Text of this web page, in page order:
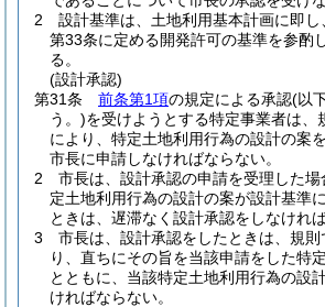
2
設計基準は、土地利用基本計画に即
第33条に定める開発許可の基準を参酌
る。
(設計承認)
第31条
前条第1項の規定による承認(以
う。)を受けようとする特定事業者は、
により、特定土地利用行為の設計の案
市長に申請しなければならない。
2
市長は、設計承認の申請を受理した
定土地利用行為の設計の案が設計基準
ときは、遅滞なく設計承認をしなけれ
3
市長は、設計承認をしたときは、規則
り、直ちにその旨を当該申請をした特
とともに、当該特定土地利用行為の設
ければならない。